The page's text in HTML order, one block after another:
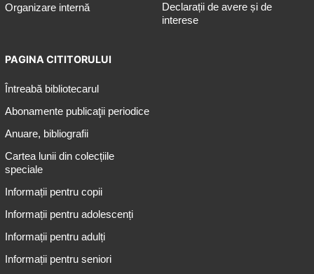
Organizare internă
Declarații de avere și de
interese
PAGINA CITITORULUI
Întreabă bibliotecarul
Abonamente publicaţii periodice
Anuare, bibliografii
Cartea lunii din colecțiile
speciale
Informații pentru copii
Informații pentru adolescenți
Informații pentru adulți
Informații pentru seniori